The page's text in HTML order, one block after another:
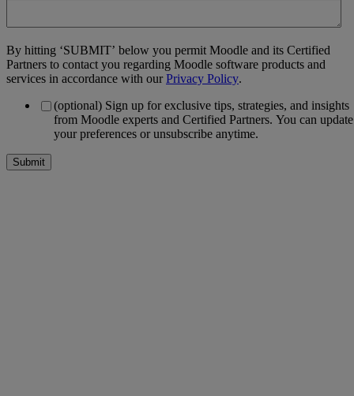
By hitting ‘SUBMIT’ below you permit Moodle and its Certified
Partners to contact you regarding Moodle software products and
services in accordance with ourPrivacy Policy.
(optional) Sign up for exclusive tips, strategies, and insights
from Moodle experts and Certified Partners. You can update
your preferences or unsubscribe anytime.